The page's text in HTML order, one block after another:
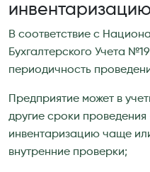
В соответствие с
Бухгалтерского Учета
периодичность
Предприятие может в
другие сроки проведения
инвентаризацию чаще
внутренние проверки;